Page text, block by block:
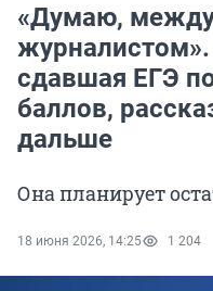
«Думаю, между
журналистом».
сдавшая ЕГЭ
баллов,
дальше
Она планирует
18 июня 2026, 14:25 1 204